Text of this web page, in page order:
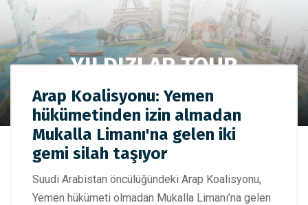
YILDIZLAR TOUR
Anasayfa
YILDIZLAR TOUR
Arap Koalisyonu: Yemen hükümetinden izin almadan Mukalla
Limanı'na gelen iki gemi silah taşıyor
Arap Koalisyonu: Yemen
hükümetinden izin almadan
Mukalla Limanı'na gelen iki
gemi silah taşıyor
Suudi Arabistan öncülüğündeki Arap Koalisyonu,
Yemen hükümeti olmadan Mukalla Limanı’na gelen